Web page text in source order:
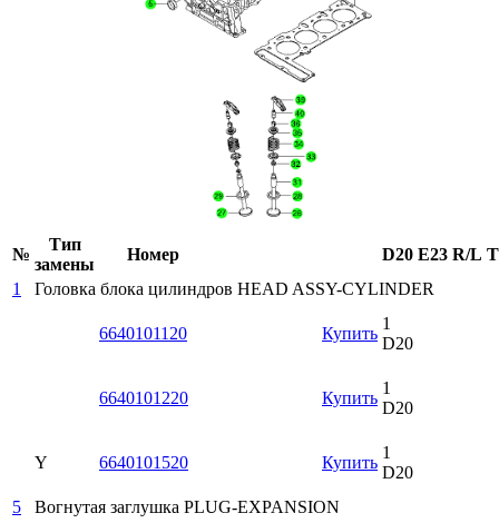
№
Тип
замены
Номер D20 E23 R/L
1
Головка блока цилиндров HEAD ASSY-CYLINDER
6640101120 Купить
1
D20
6640101220 Купить
1
D20
Y 6640101520 Купить
1
D20
5
Вогнутая заглушка PLUG-EXPANSION